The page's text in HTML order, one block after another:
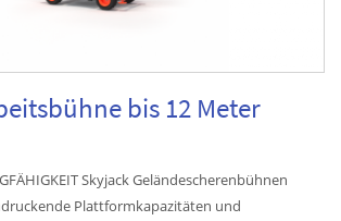
bis 12 Meter
Skyjack Geländescherenbühnen
Plattformkapazitäten und